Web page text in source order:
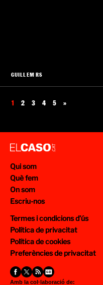
GUILLEM RS
1 2 3 4 5 »
Qui som
Què fem
On som
Escriu-nos
Termes i condicions d’ús
Política de privacitat
Política de cookies
Preferències de privacitat
Amb la col·laboració de: